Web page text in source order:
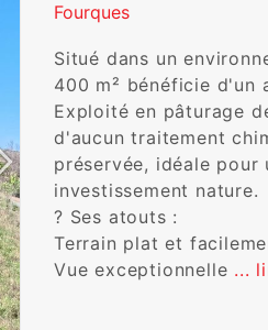
Fourques
Situé dans un
400 m² bénéficie d'un
Exploité en pâturage
d'aucun traitement
préservée, idéale
investissement nature.
? Ses atouts :
Terrain plat et
Vue exceptionnelle ...